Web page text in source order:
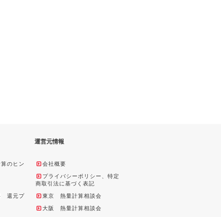
のヒン
還元プ
運営元情報
会社概要
プライバシーポリシー、特定
商取引法に基づく表記
東京 熱量計算相談会
大阪 熱量計算相談会